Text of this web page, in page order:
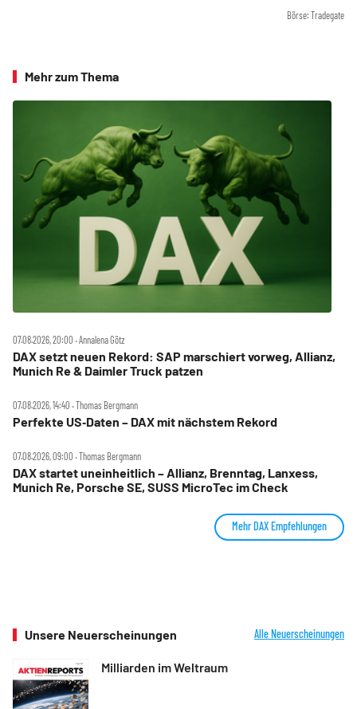
Börse: Tradegate
Mehr zum Thema
07.08.2026, 20:00 ‧ Annalena Götz
DAX setzt neuen Rekord: SAP marschiert vorweg, Allianz,
Munich Re & Daimler Truck patzen
07.08.2026, 14:40 ‧ Thomas Bergmann
Perfekte US‑Daten – DAX mit nächstem Rekord
07.08.2026, 09:00 ‧ Thomas Bergmann
DAX startet uneinheitlich – Allianz, Brenntag, Lanxess,
Munich Re, Porsche SE, SUSS MicroTec im Check
Mehr DAX Empfehlungen
Unsere Neuerscheinungen Alle Neuerscheinungen
Milliarden im Weltraum